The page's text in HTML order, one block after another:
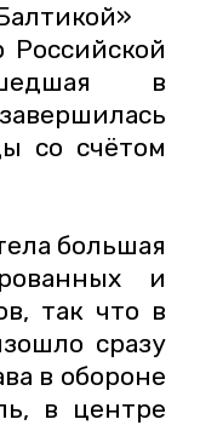
Российской
в
со счётом
большая
и
так что в
сразу
в обороне
в центре